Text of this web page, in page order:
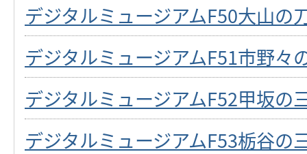
デジタルミュージアムF50大山の
デジタルミュージアムF51市野々
デジタルミュージアムF52甲坂の
デジタルミュージアムF53栃谷の